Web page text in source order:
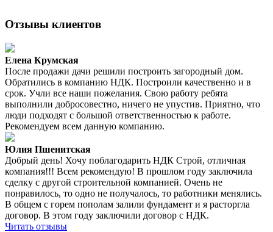
Отзывы клиентов
Елена Крумская
После продажи дачи решили построить загородный дом.
Обратились в компанию НДК. Построили качественно и в
срок. Учли все наши пожелания. Свою работу ребята
выполнили добросовестно, ничего не упустив. Приятно, что
люди подходят с большой ответственностью к работе.
Рекомендуем всем данную компанию.
Юлия Пшенитская
Добрый день! Хочу поблагодарить НДК Строй, отличная
компания!!! Всем рекомендую! В прошлом году заключила
сделку с другой строительной компанией. Очень не
понравилось, то одно не получалось, то работники менялись.
В общем с горем пополам залили фундамент и я расторгла
договор. В этом году заключили договор с НДК.
Читать отзывы